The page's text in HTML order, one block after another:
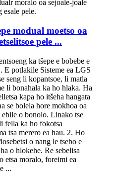
modual moetso oa
pele ...
ka tšepe e bobebe e
E potlakile Sisteme ea LGS
seng li kopantsoe, li matla
li bonahala ka ho hlaka. Ha
kapa ho itšeha hangata
se bolela hore mokhoa oa
o bonolo. Linako tse
fella ka ho fokotsa
tsa merero ea hau. 2. Ho
o nang le tsebo e
o hlokehe. Re sebelisa
etsa moralo, foreimi ea
...